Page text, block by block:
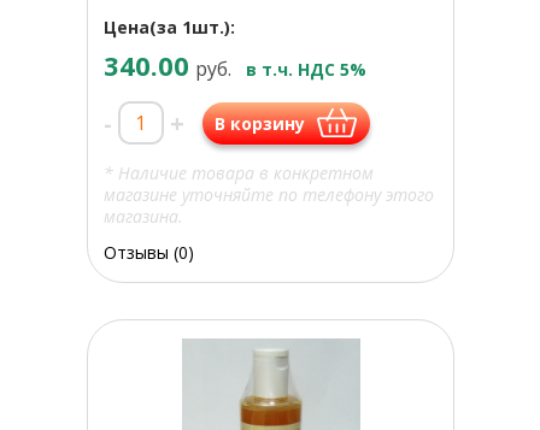
Цена(за 1шт.):
340.00 руб. в т.ч. НДС 5%
- + В корзину
* Наличие товара в конкретном
магазине уточняйте по телефону этого
магазина.
Отзывы (0)